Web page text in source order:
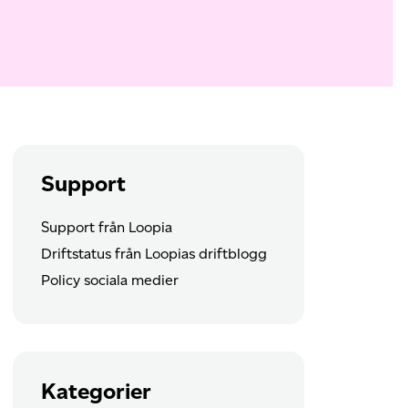
Support
Support från Loopia
Driftstatus från Loopias driftblogg
Policy sociala medier
Kategorier